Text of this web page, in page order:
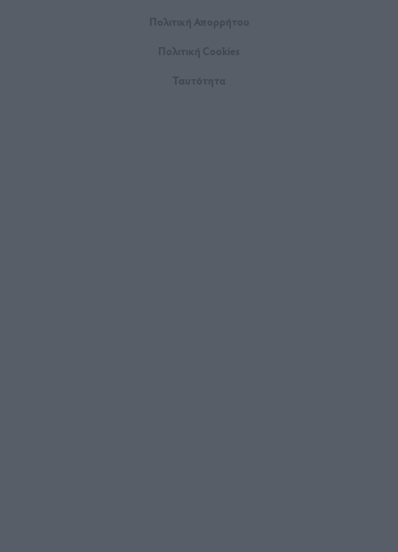
Πολιτική Απορρήτου
Πολιτική Cookies
Ταυτότητα